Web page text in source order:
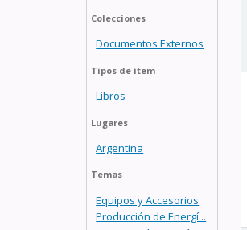
Colecciones
Documentos Externos
Tipos de ítem
Libros
Lugares
Argentina
Temas
Equipos y Accesorios
Producción de Energí...